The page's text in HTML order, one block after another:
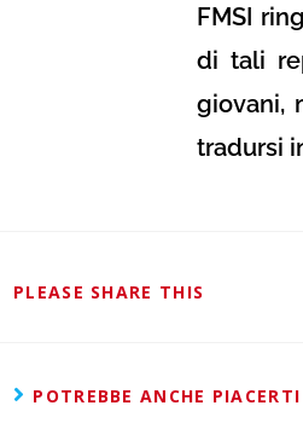
FMSI
di tali
giovani,
tradursi
PLEASE SHARE THIS
POTREBBE ANCHE PIACERTI